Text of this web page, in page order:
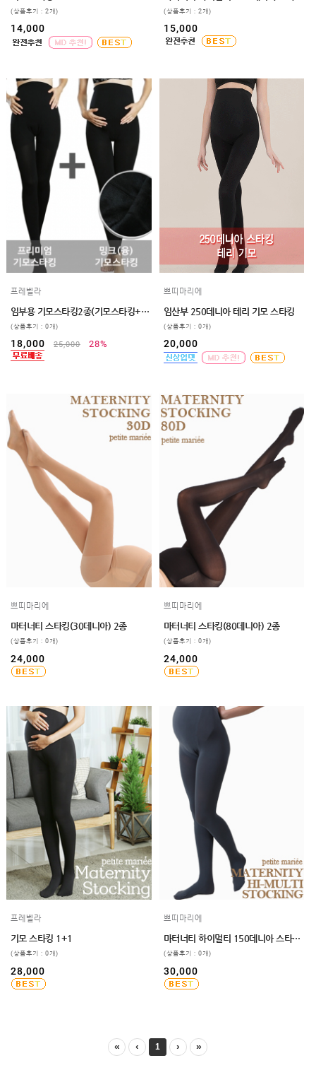
(상품후기 : 2개)
14,000
(상품후기 : 2개)
15,000
프레벨라
임부용 기모스타킹2종(기모스타킹+밍크융기모스타킹)
(상품후기 : 0개)
18,000 25,000 28%
쁘띠마리에
임산부 250데니아 테리 기모 스타킹
(상품후기 : 0개)
20,000
쁘띠마리에
마터너티 스타킹(30데니아) 2종
(상품후기 : 0개)
24,000
쁘띠마리에
마터너티 스타킹(80데니아) 2종
(상품후기 : 0개)
24,000
프레벨라
기모 스타킹 1+1
(상품후기 : 0개)
28,000
쁘띠마리에
마터너티 하이멀티 150데니아 스타킹(유발) 2매
(상품후기 : 0개)
30,000
« ‹ 1 › »